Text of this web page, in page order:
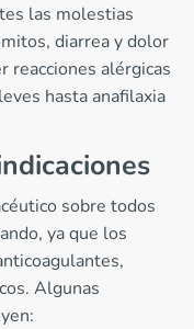
las molestias
diarrea y dolor
reacciones alérgicas
hasta anafilaxia
sobre todos
ya que los
Algunas